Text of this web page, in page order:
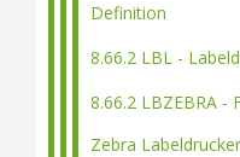
Definition
8.66.2 LBL -
8.66.2 LBZEBRA
Zebra Labeldrucker